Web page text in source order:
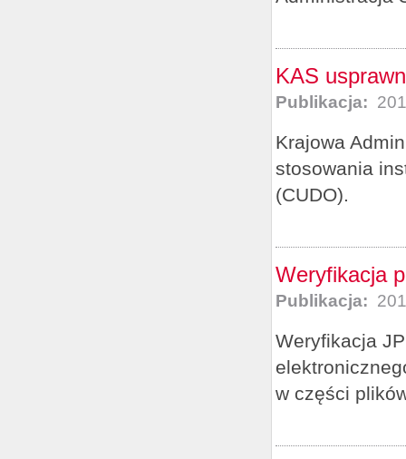
KAS
Publikacja:
Krajowa
stosowania
(CUDO).
Weryfikacja
Publikacja:
Weryfikacja
w części